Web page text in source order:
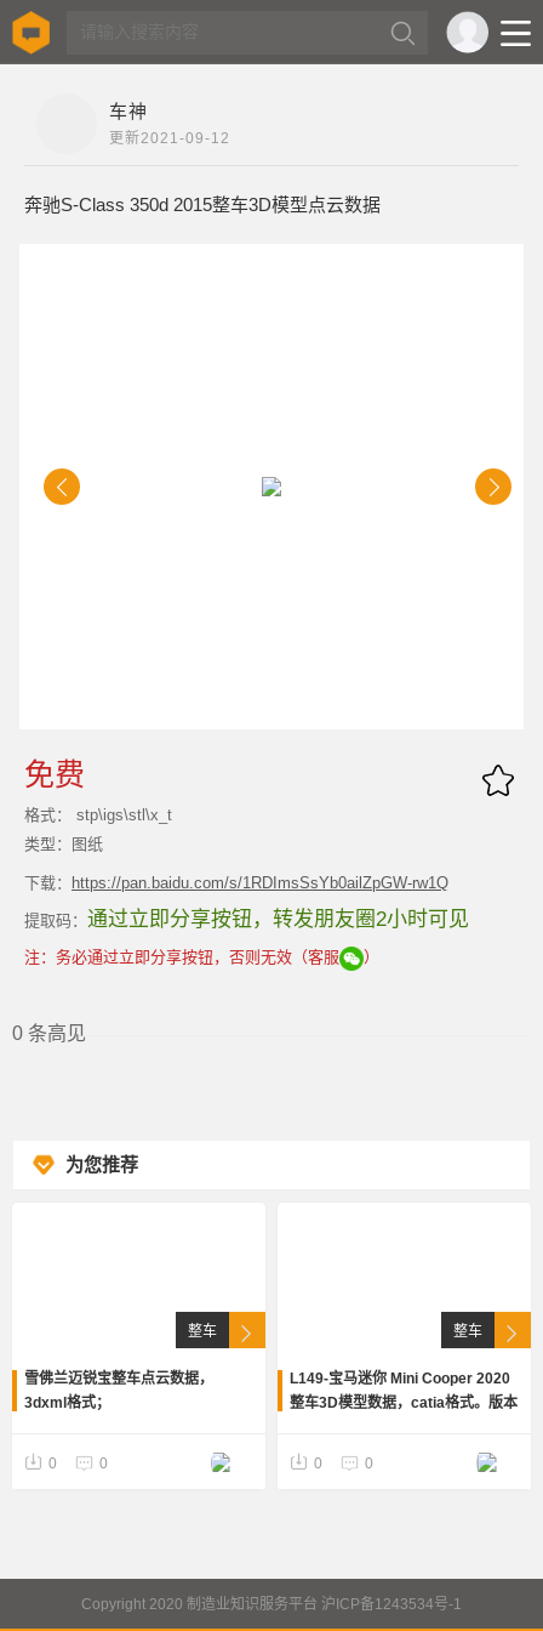
车神
更新2021-09-12
奔驰S-Class 350d 2015整车3D模型点云数据
免费
格式： stp\igs\stl\x_t
类型：图纸
下载： https://pan.baidu.com/s/1RDImsSsYb0ailZpGW-rw1Q
提取码： 通过立即分享按钮，转发朋友圈2小时可见
注：务必通过立即分享按钮，否则无效（客服 ）
0 条高见
为您推荐
整车
雪佛兰迈锐宝整车点云数据，
3dxml格式；
0 0
整车
L149-宝马迷你 Mini Cooper 2020
整车3D模型数据，catia格式。版本
等
0 0
Copyright 2020 制造业知识服务平台 沪ICP备1243534号-1